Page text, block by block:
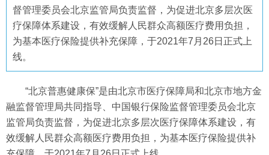
督管理委员会北京监管局负责监督，为促进北京多层次医
疗保障体系建设，有效缓解人民群众高额医疗费用负担，
为基本医疗保险提供补充保障，于2021年7月26日正式上
线。
“北京普惠健康保”是由北京市医疗保障局和北京市地方金
融监督管理局共同指导、中国银行保险监督管理委员会北京
监管局负责监督，为促进北京多层次医疗保障体系建设，有
效缓解人民群众高额医疗费用负担，为基本医疗保险提供补